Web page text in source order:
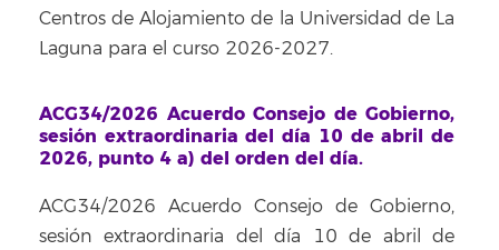
Centros de Alojamiento de la Universidad de La
Laguna para el curso 2026-2027.
ACG34/2026 Acuerdo Consejo de Gobierno,
sesión extraordinaria del día 10 de abril de
2026, punto 4 a) del orden del día.
ACG34/2026 Acuerdo Consejo de Gobierno,
sesión extraordinaria del día 10 de abril de